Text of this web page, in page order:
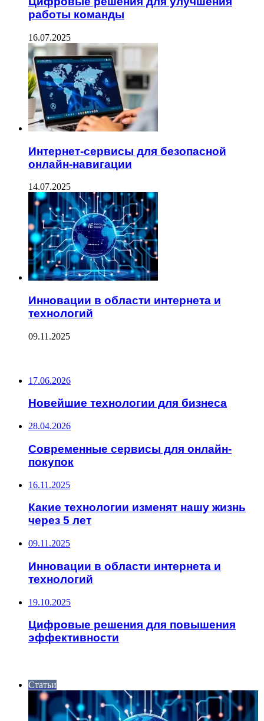
работы команды
16.07.2025
Интернет-сервисы для безопасной
онлайн-навигации
14.07.2025
Инновации в области интернета и
технологий
09.11.2025
17.06.2026
Новейшие технологии для бизнеса
28.04.2026
Современные сервисы для онлайн-
покупок
16.11.2025
Какие технологии изменят нашу жизнь
через 5 лет
09.11.2025
Инновации в области интернета и
технологий
19.10.2025
Цифровые решения для повышения
эффективности
Статьи